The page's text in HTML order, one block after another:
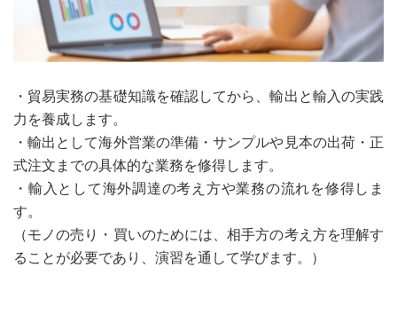
・貿易実務の基礎知識を確認してから、輸出と輸入の実践
力を養成します。
・輸出として海外営業の準備・サンプルや見本の出荷・正
式注文までの具体的な業務を修得します。
・輸入として海外調達の考え方や業務の流れを修得しま
す。
（モノの売り・買いのためには、相手方の考え方を理解す
ることが必要であり、演習を通して学びます。）